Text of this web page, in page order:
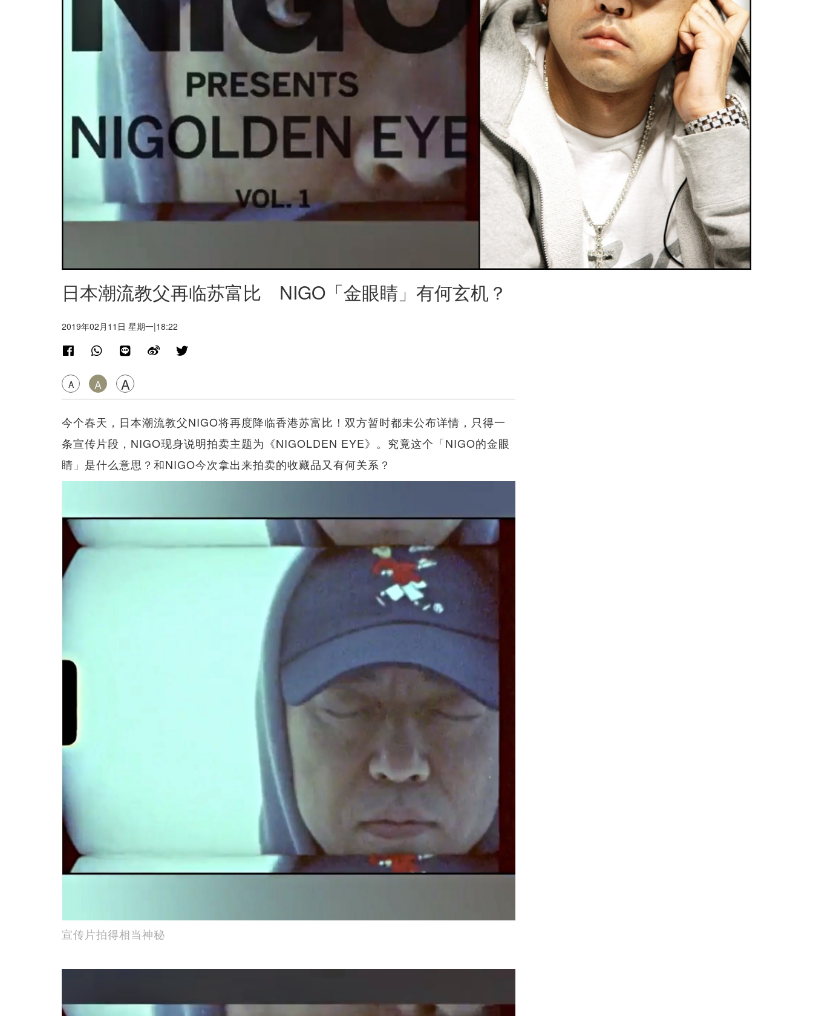
日本潮流教父再临苏富比 NIGO「金眼睛」有何玄机？
2019年02月11日 星期一|18:22
A A A
今个春天，日本潮流教父NIGO将再度降临香港苏富比！双方暂时都未公布详情，只得一
条宣传片段，NIGO现身说明拍卖主题为《NIGOLDEN EYE》。究竟这个「NIGO的金眼
睛」是什么意思？和NIGO今次拿出来拍卖的收藏品又有何关系？
宣传片拍得相当神秘